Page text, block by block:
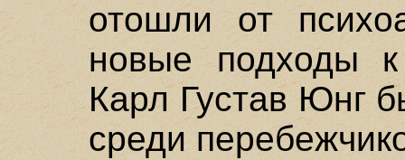
отошли от
новые подходы
Карл Густав Юнг
среди